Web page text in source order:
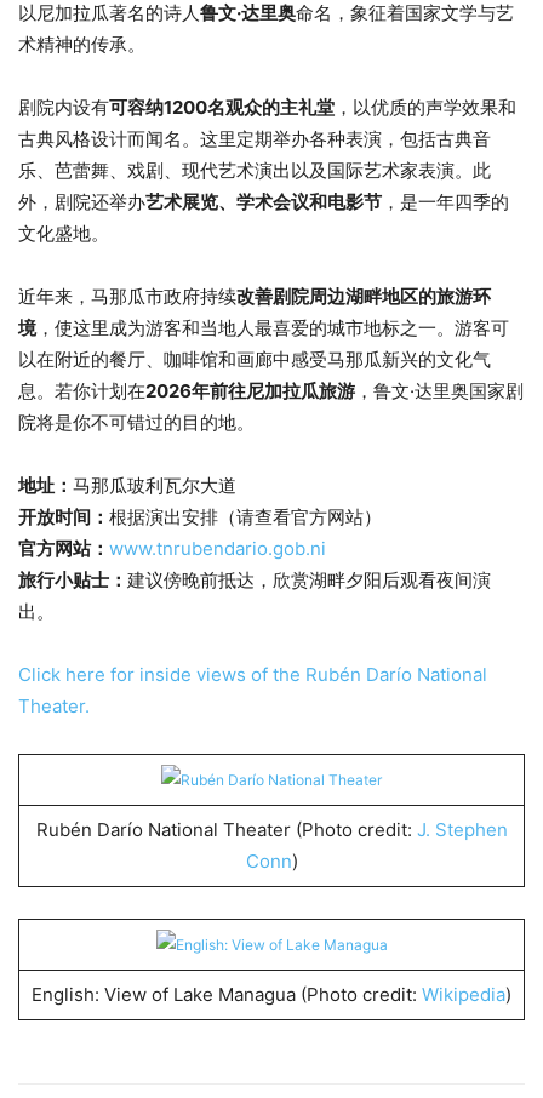
以尼加拉瓜著名的诗人鲁文·达里奥命名，象征着国家文学与艺
术精神的传承。
剧院内设有可容纳1200名观众的主礼堂 ，以优质的声学效果和
古典风格设计而闻名。这里定期举办各种表演，包括古典音
乐、芭蕾舞、戏剧、现代艺术演出以及国际艺术家表演。此
外，剧院还举办艺术展览、学术会议和电影节 ，是一年四季的
文化盛地。
近年来，马那瓜市政府持续改善剧院周边湖畔地区的旅游环
境，使这里成为游客和当地人最喜爱的城市地标之一。游客可
以在附近的餐厅、咖啡馆和画廊中感受马那瓜新兴的文化气
息。若你计划在2026年前往尼加拉瓜旅游 ，鲁文·达里奥国家剧
院将是你不可错过的目的地。
地址： 马那瓜玻利瓦尔大道
开放时间： 根据演出安排（请查看官方网站）
官方网站： www.tnrubendario.gob.ni
旅行小贴士： 建议傍晚前抵达，欣赏湖畔夕阳后观看夜间演
出。
Click here for inside views of the Rubén Darío National
Theater.
Rubén Darío National Theater (Photo credit: J. Stephen
Conn)
English: View of Lake Managua (Photo credit: Wikipedia)